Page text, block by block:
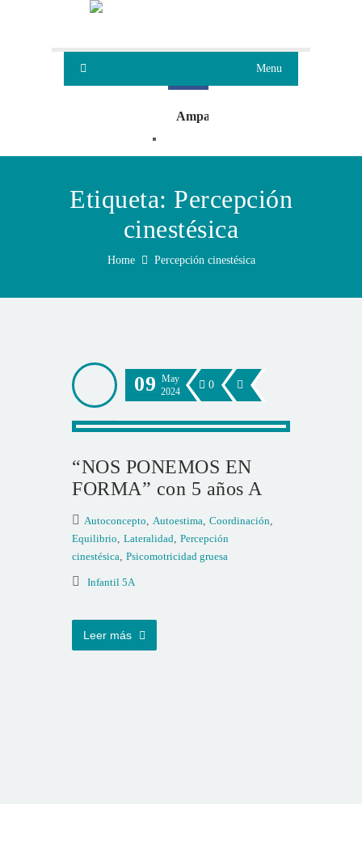
Menu
Ampa
Etiqueta: Percepción
cinestésica
Home Percepción cinestésica
09 May
2024
0
“NOS PONEMOS EN
FORMA” con 5 años A
Autoconcepto, Autoestima, Coordinación,
Equilibrio, Lateralidad, Percepción
cinestésica, Psicomotricidad gruesa
Infantil 5A
Leer más